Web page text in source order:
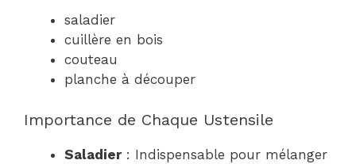
saladier
cuillère en bois
couteau
planche à découper
Importance de Chaque Ustensile
Saladier: Indispensable pour mélanger